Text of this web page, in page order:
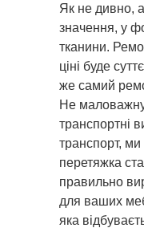
Як не дивно,
значення, у
тканини.
ціні буде
же самий
Не маловажну
транспортні
транспорт, ми
перетяжка
правильно
для ваших
яка